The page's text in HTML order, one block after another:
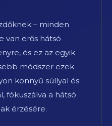
– minden
van erős hátsó
és ez az egyik
módszer ezek
könnyű súllyal és
fókuszálva a hátsó
érzésére.